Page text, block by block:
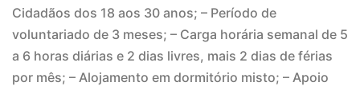
Cidadãos dos 18 aos 30 anos; – Período de
voluntariado de 3 meses; – Carga horária semanal de 5
a 6 horas diárias e 2 dias livres, mais 2 dias de férias
por mês; – Alojamento em dormitório misto; – Apoio